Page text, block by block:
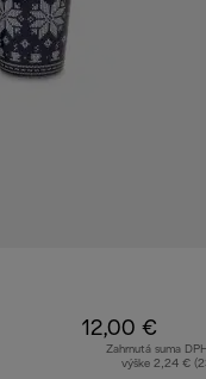
12,00 €
Zahrnutá suma
výške 2,24 €